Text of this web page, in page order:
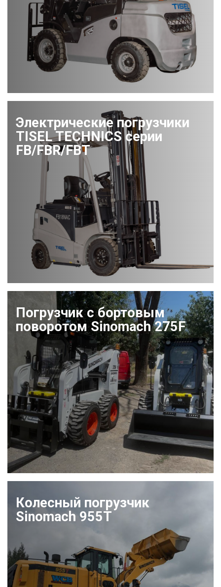
Электрические погрузчики
TISEL TECHNICS серии
FB/FBR/FBT
Погрузчик с бортовым
поворотом Sinomach 275F
Колесный погрузчик
Sinomach 955T